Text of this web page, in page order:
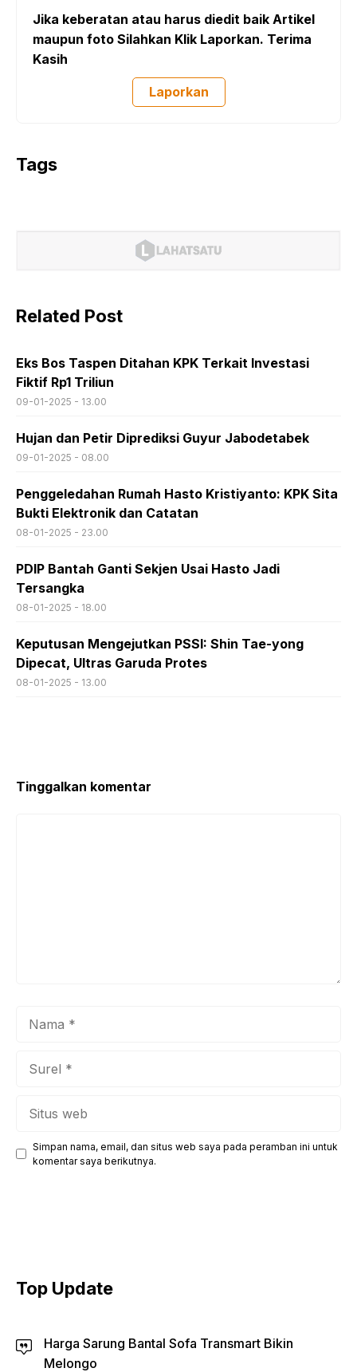
Jika keberatan atau harus diedit baik Artikel
maupun foto Silahkan Klik Laporkan. Terima
Kasih
Laporkan
Tags
Related Post
Eks Bos Taspen Ditahan KPK Terkait Investasi
Fiktif Rp1 Triliun
09-01-2025 - 13.00
Hujan dan Petir Diprediksi Guyur Jabodetabek
09-01-2025 - 08.00
Penggeledahan Rumah Hasto Kristiyanto: KPK Sita
Bukti Elektronik dan Catatan
08-01-2025 - 23.00
PDIP Bantah Ganti Sekjen Usai Hasto Jadi
Tersangka
08-01-2025 - 18.00
Keputusan Mengejutkan PSSI: Shin Tae-yong
Dipecat, Ultras Garuda Protes
08-01-2025 - 13.00
Tinggalkan komentar
Simpan nama, email, dan situs web saya pada peramban ini untuk
komentar saya berikutnya.
Top Update
Harga Sarung Bantal Sofa Transmart Bikin
Melongo